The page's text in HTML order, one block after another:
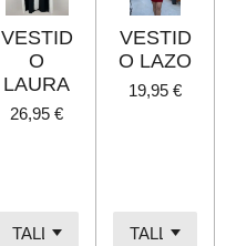
VESTID
O
LAURA
26,95 €
VESTID
O LAZO
19,95 €